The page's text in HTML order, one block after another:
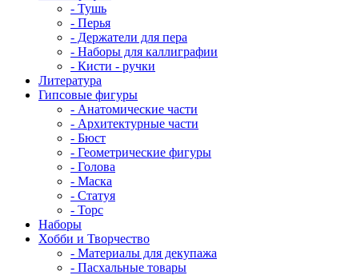
- Тушь
- Перья
- Держатели для пера
- Наборы для каллиграфии
- Кисти - ручки
Литература
Гипсовые фигуры
- Анатомические части
- Архитектурные части
- Бюст
- Геометрические фигуры
- Голова
- Маска
- Статуя
- Торс
Наборы
Хобби и Творчество
- Материалы для декупажа
- Пасхальные товары